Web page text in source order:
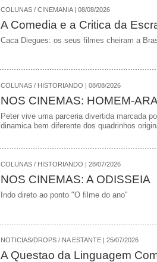
COLUNAS / CINEMANIA | 08/08/2026
A Comedia e a Critica da
Caca Diegues: os seus filmes cheiram a
COLUNAS / HISTORIANDO | 08/08/2026
NOS CINEMAS: HOMEM-
Peter vive uma parceria divertida marcada
dinamica bem diferente dos quadrinhos
COLUNAS / HISTORIANDO | 28/07/2026
NOS CINEMAS: A ODISSEIA
Indo direto ao ponto "O filme do ano"
NOTICIAS/DROPS / NA ESTANTE | 25/07/2026
A Questao da Linguagem